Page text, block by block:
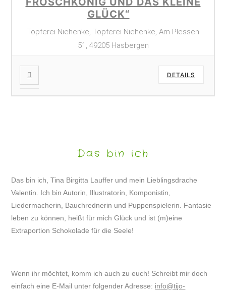
GLÜCK“
Töpferei Niehenke, Töpferei Niehenke, Am Plessen
51, 49205 Hasbergen
DETAILS
Das bin ich
Das bin ich, Tina Birgitta Lauffer und mein Lieblingsdrache
Valentin. Ich bin Autorin, Illustratorin, Komponistin,
Liedermacherin, Bauchrednerin und Puppenspielerin. Fantasie
leben zu können, heißt für mich Glück und ist (m)eine
Extraportion Schokolade für die Seele!
Wenn ihr möchtet, komm ich auch zu euch! Schreibt mir doch
einfach eine E-Mail unter folgender Adresse: info@tijo-